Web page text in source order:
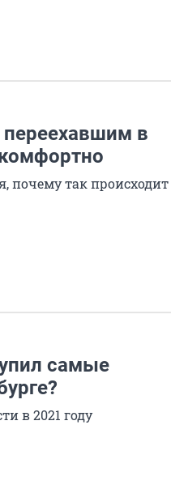
в
почему так происходит
самые
в 2021 году